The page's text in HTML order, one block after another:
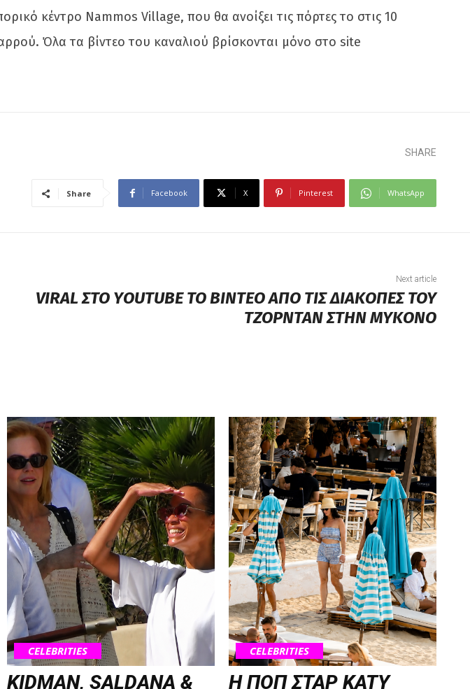
κέντρο Nammos Village, που θα ανοίξει τις πόρτες το στις 10
Όλα τα βίντεο του καναλιού βρίσκονται μόνο στο site
SHARE
Share Facebook X Pinterest WhatsApp
Next article
VIRAL ΣΤΟ ΥOUTUBE ΤΟ ΒΙΝΤΕΟ ΑΠΟ ΤΙΣ ΔΙΑΚΟΠΕΣ ΤΟΥ
ΤΖΟΡΝΤΑΝ ΣΤΗΝ ΜΥΚΟΝΟ
CELEBRITIES
KIDMAN, SALDANA &
CELEBRITIES
H ΠΟΠ ΣΤΑΡ KATY